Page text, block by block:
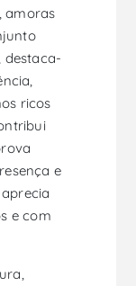
amoras
destaca-
ricos
e
e com